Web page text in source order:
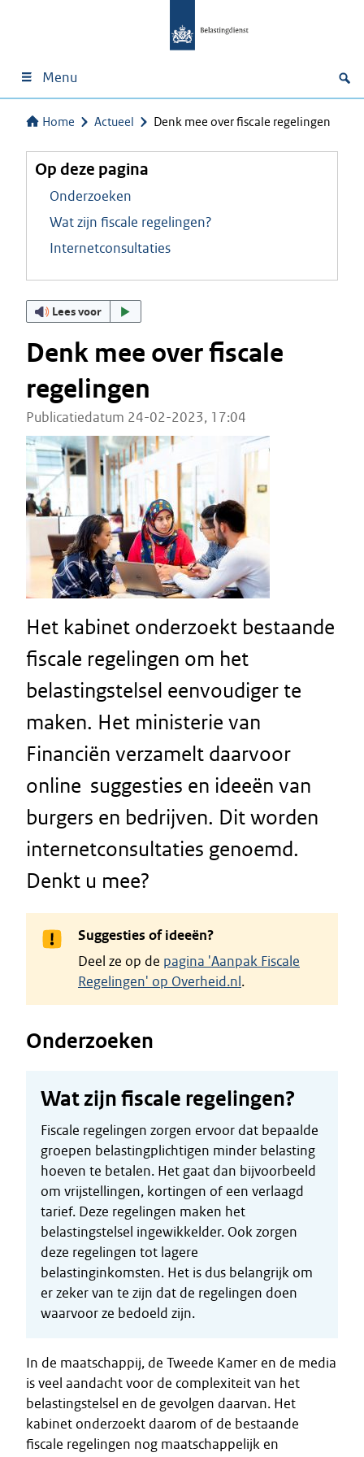
Menu
Home Actueel Denk mee over fiscale regelingen
Op deze pagina
Onderzoeken
Wat zijn fiscale regelingen?
Internetconsultaties
Lees voor
Denk mee over fiscale
regelingen
Publicatiedatum 24-02-2023, 17:04
Het kabinet onderzoekt bestaande
fiscale regelingen om het
belastingstelsel eenvoudiger te
maken. Het ministerie van
Financiën verzamelt daarvoor
online suggesties en ideeën van
burgers en bedrijven. Dit worden
internetconsultaties genoemd.
Denkt u mee?
Suggesties of ideeën?
Deel ze op de pagina 'Aanpak Fiscale
Regelingen' op Overheid.nl .
Onderzoeken
Wat zijn fiscale regelingen?
Fiscale regelingen zorgen ervoor dat bepaalde
groepen belastingplichtigen minder belasting
hoeven te betalen. Het gaat dan bijvoorbeeld
om vrijstellingen, kortingen of een verlaagd
tarief. Deze regelingen maken het
belastingstelsel ingewikkelder. Ook zorgen
deze regelingen tot lagere
belastinginkomsten. Het is dus belangrijk om
er zeker van te zijn dat de regelingen doen
waarvoor ze bedoeld zijn.
In de maatschappij, de Tweede Kamer en de media
is veel aandacht voor de complexiteit van het
belastingstelsel en de gevolgen daarvan. Het
kabinet onderzoekt daarom of de bestaande
fiscale regelingen nog maatschappelijk en